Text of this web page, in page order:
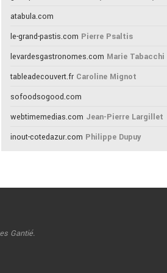
atabula.com
le-grand-pastis.com Pierre Psaltis
levardesgastronomes.com Marie Tabacchi
tableadecouvert.fr Caroline Mignot
sofoodsogood.com
webtimemedias.com Jean-Pierre Largillet
inout-cotedazur.com Philippe Dupuy
Gantié.